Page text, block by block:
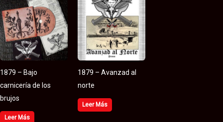
1879 – Bajo
carnicería de los
brujos
Leer Más
1879 – Avanzad al
norte
Leer Más